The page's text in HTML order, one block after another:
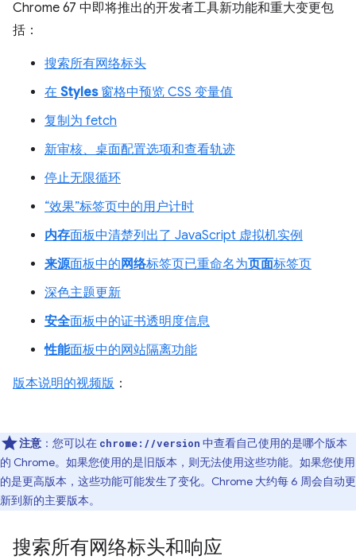
Chrome 67 中即将推出的开发者工具新功能和重大变更包
括：
搜索所有网络标头
在 Styles窗格中预览 CSS 变量值
复制为 fetch
新审核、桌面配置选项和查看轨迹
停止无限循环
“效果”标签页中的用户计时
内存面板中清楚列出了 JavaScript 虚拟机实例
来源面板中的 网络标签页已重命名为页面标签页
深色主题更新
安全面板中的证书透明度信息
性能面板中的网站隔离功能
版本说明的视频版 ：
注意 ：您可以在 chrome://version 中查看自己使用的是哪个版本
的 Chrome。如果您使用的是旧版本，则无法使用这些功能。如果您使用
的是更高版本，这些功能可能发生了变化。Chrome 大约每 6 周会自动更
新到新的主要版本。
搜索所有网络标头和响应